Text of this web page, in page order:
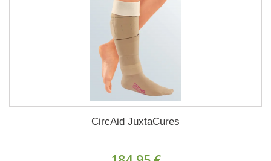
CircAid JuxtaCures